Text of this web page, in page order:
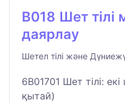
B018 Шет тілі
даярлау
Шетел тілі және
6B01701 Шет тілі:
қытай)